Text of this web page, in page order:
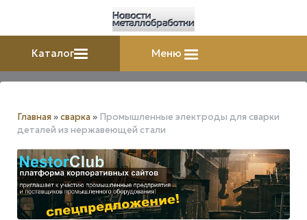
Каталог Меню
Главная »сварка » Промышленные электроды для сварки
деталей из нержавеющей стали